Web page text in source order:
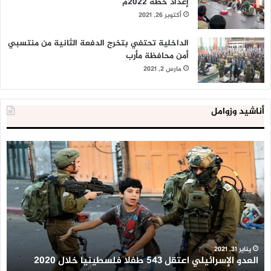
وطالبت الأمانة العامة الفلسطينيين بتعديله، وهذا ما تم، حيث تم
تعديله وتخفيفه مرتين، وتم استبدال “رفض الاتفاق الثلاثي” إلى
“رفض كل ما ينتقص من الحقوق الفلسطينية في الاتفاق
الثلاثي”.
أكتوبر 26, 2021
الداخلية تحتفي بتخرج الدفعة الثانية من منتسبي
أمن محافظة مأرب
مارس 2, 2021
أناشيد وزوامل
العدو
الإسرائيلي
اعتقل
543
طفلا
فلسطينيا
خلال
2020
يناير 31, 2021
العدو الإسرائيلي اعتقل 543 طفلا فلسطينيا خلال 2020